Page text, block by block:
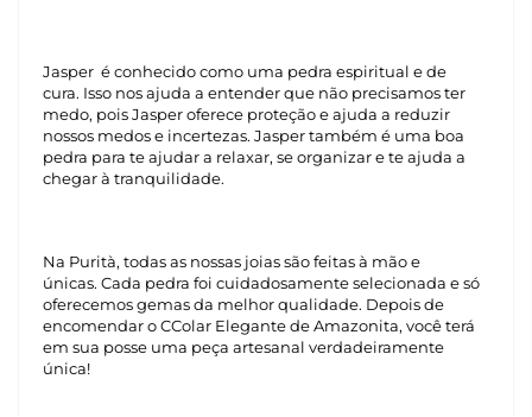
Jasper é conhecido como uma pedra espiritual e de
cura. Isso nos ajuda a entender que não precisamos ter
medo, pois Jasper oferece proteção e ajuda a reduzir
nossos medos e incertezas. Jasper também é uma boa
pedra para te ajudar a relaxar, se organizar e te ajuda a
chegar à tranquilidade.
Na Purità, todas as nossas joias são feitas à mão e
únicas. Cada pedra foi cuidadosamente selecionada e só
oferecemos gemas da melhor qualidade. Depois de
encomendar o CColar Elegante de Amazonita, você terá
em sua posse uma peça artesanal verdadeiramente
única!